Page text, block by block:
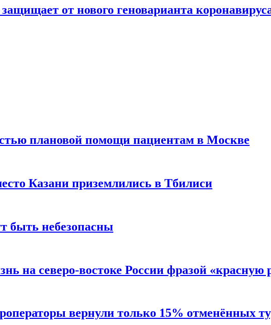
от нового геноварианта
плановой помощи пациентам в Москве
Казани приземлились в Тбилиси
быть небезопасны
на северо-востоке России фразой
вернули только 15% отменённых